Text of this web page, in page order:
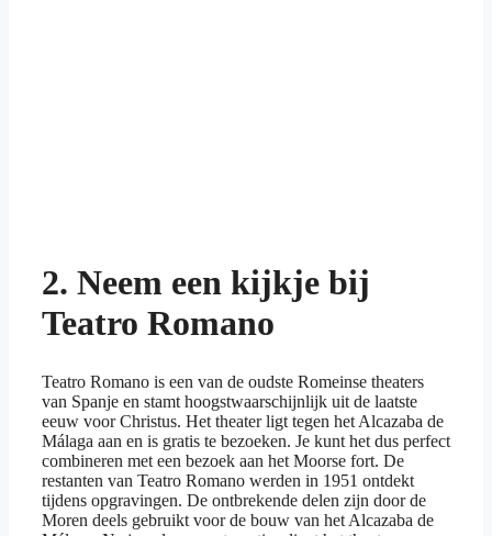
2. Neem een kijkje bij
Teatro Romano
Teatro Romano is een van de oudste Romeinse theaters
van Spanje en stamt hoogstwaarschijnlijk uit de laatste
eeuw voor Christus. Het theater ligt tegen het Alcazaba de
Málaga aan en is gratis te bezoeken. Je kunt het dus perfect
combineren met een bezoek aan het Moorse fort. De
restanten van Teatro Romano werden in 1951 ontdekt
tijdens opgravingen. De ontbrekende delen zijn door de
Moren deels gebruikt voor de bouw van het Alcazaba de